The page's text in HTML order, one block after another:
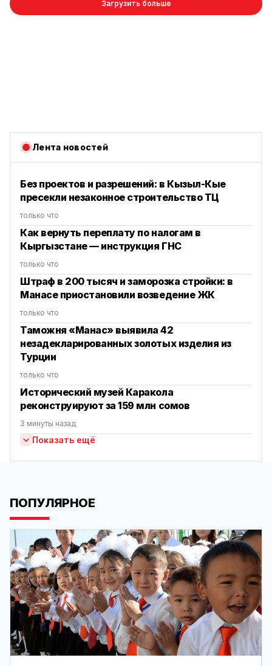
Загрузить больше
Лента новостей
Без проектов и разрешений: в Кызыл-Кые
пресекли незаконное строительство ТЦ
только что
Как вернуть переплату по налогам в
Кыргызстане — инструкция ГНС
только что
Штраф в 200 тысяч и заморозка стройки: в
Манасе приостановили возведение ЖК
только что
Таможня «Манас» выявила 42
незадекларированных золотых изделия из
Турции
только что
Исторический музей Каракола
реконструируют за 159 млн сомов
3 минуты назад
Показать ещё
ПОПУЛЯРНОЕ